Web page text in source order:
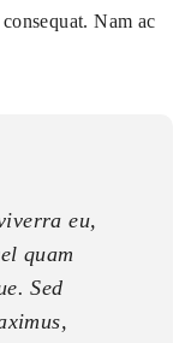
Nam ac
eu,
quam
Sed